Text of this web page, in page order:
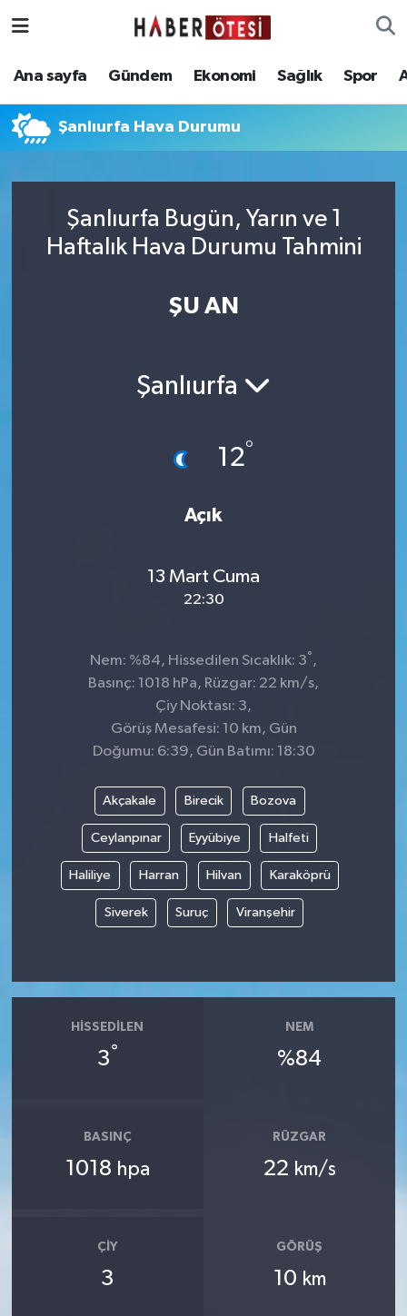
Ana sayfa Gündem Ekonomi Sağlık Spor
Şanlıurfa Hava Durumu
Şanlıurfa Bugün, Yarın ve 1
Haftalık Hava Durumu Tahmini
ŞU AN
Şanlıurfa
12°
Açık
13 Mart Cuma
22:30
Nem: %84, Hissedilen Sıcaklık: 3° ,
Basınç: 1018 hPa, Rüzgar: 22 km/s,
Çiy Noktası: 3,
Görüş Mesafesi: 10 km, Gün
Doğumu: 6:39, Gün Batımı: 18:30
Akçakale Birecik Bozova
Ceylanpınar Eyyübiye Halfeti
Haliliye Harran Hilvan Karaköprü
Siverek Suruç Viranşehir
HISSEDILEN
3°
NEM
%84
BASINÇ
1018 hpa
RÜZGAR
22 km/s
ÇIY
3
GÖRÜŞ
10 km
Ana sayfa
Sağlık
Spor
Eskişehir Nöbetçi Eczaneler
Eskişehir Trafik Yoğunluk Haritası
Süper Lig Puan Durumu ve Fikstür